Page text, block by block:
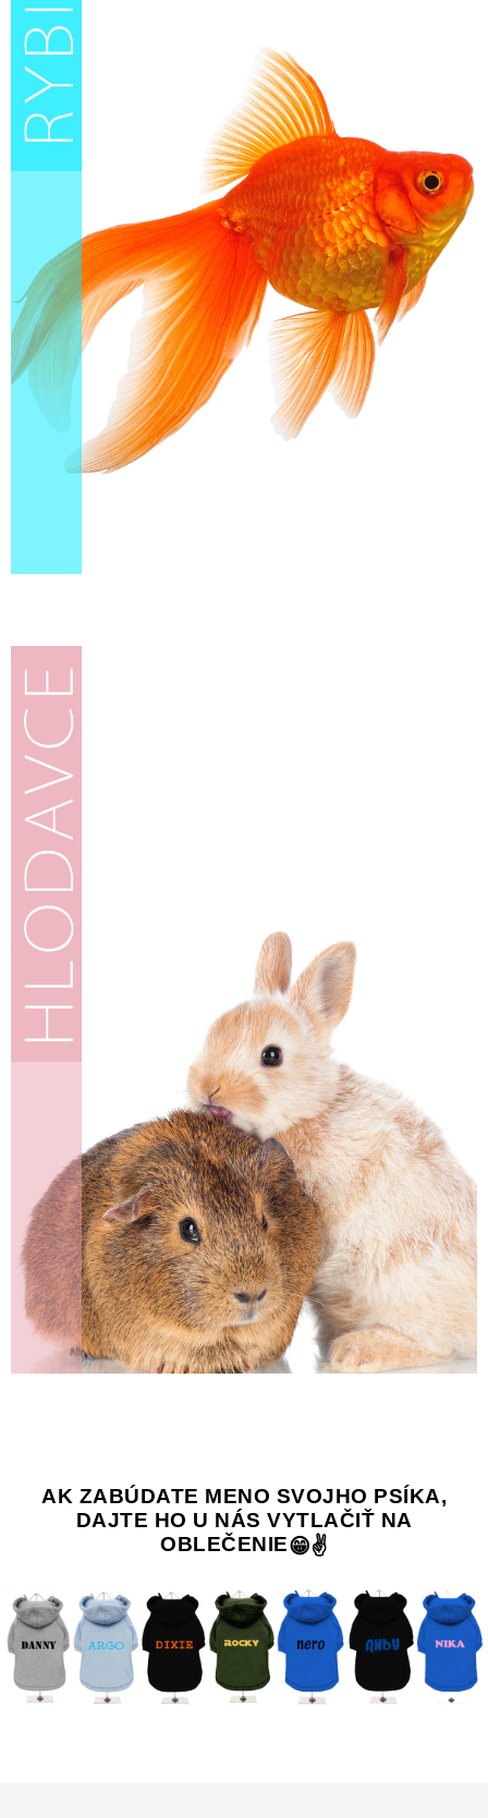
AK ZABÚDATE MENO SVOJHO PSÍKA,
DAJTE HO U NÁS VYTLAČIŤ NA
OBLEČENIE😁✌️